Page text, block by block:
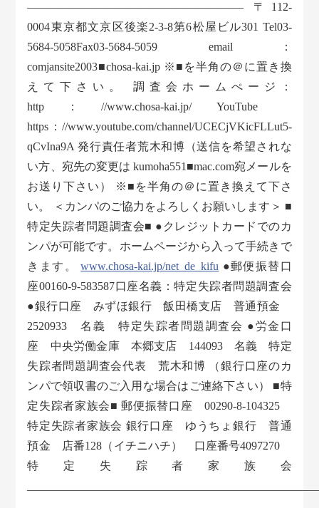
——————————————————— 〒112-
0004東京都文京区後楽2-3-8第6松屋ビル301 Tel03-
5684-5058Fax03-5684-5059 email：
comjansite2003■chosa-kai.jp ※■を半角の＠に置き換
えて下さい。 調査会ホームぺージ：
http：//www.chosa-kai.jp/ YouTube
https：//www.youtube.com/channel/UCECjVKicFLLut5-
qCvIna9A 発行責任者荒木和博（送信を希望されな
い方、宛先の変更は kumoha551■mac.com宛メールを
お送り下さい） ※■を半角の＠に置き換えて下さ
い。 ＜カンパのご協力をよろしくお願いします＞ ■
特定失踪者問題調査会■ ●クレジットカードでのカ
ンパが可能です。ホームページから入って手続きで
きます。www.chosa-kai.jp/net_de_kifu ●郵便振替口
座00160-9-583587口座名義：特定失踪者問題調査会
●銀行口座 みずほ銀行 飯田橋支店 普通預金
2520933 名義 特定失踪者問題調査会 ●労金口
座 中央労働金庫 本郷支店 144093 名義 特定
失踪者問題調査会代表 荒木和博 （銀行口座のカ
ンパで領収書のご入用な場合はご連絡下さい） ■特
定失踪者家族会■ 郵便振替口座 00290-8-104325
特定失踪者家族会 銀行口座 ゆうちょ銀行 普通
預金 店番128（イチニハチ） 口座番号4097270
特定失踪者家族会